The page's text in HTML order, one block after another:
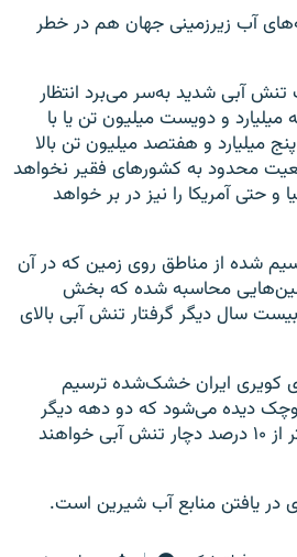
آب زیرزمینی جهان هم در خطر
آبی شدید به‌سر می‌برد انتظار
سال ۲۰۵۰ به سه میلیارد و دویست میلیون تن یا با
میلیارد و هفتصد میلیون تن بالا
محدود به کشورهای فقیر نخواهد
و حتی آمریکا را نیز در بر خواهد
شده از مناطق روی زمین که در آن
محاسبه شده که بخش
در سال ۲۰۴۰؛ بیست سال دیگر گرفتار تنش آبی بالای
کویری ایران خشک‌شده ترسیم
دیده می‌شود که دو دهه دیگر
بین ۴۰ تا ۸۰ درصد یا کمتر از ۱۰ درصد دچار تنش آبی خواهند
در یافتن منابع آب شیرین است.